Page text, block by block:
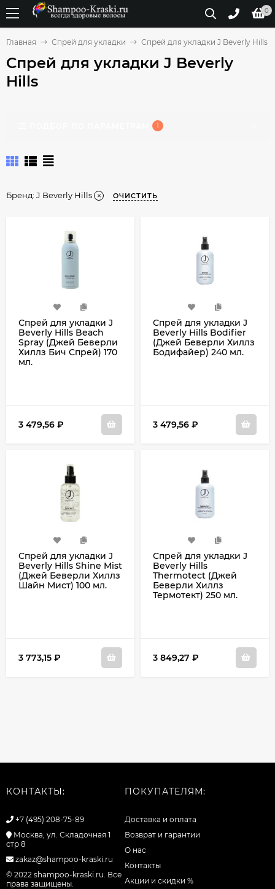
0
Главная Спрей для укладки Спрей для укладки J Beverly Hills
Спрей для укладки J Beverly
Hills
1
Бренд: J Beverly Hills ОЧИСТИТЬ
Спрей для укладки J
Beverly Hills Beach
Spray (Джей Беверли
Хиллз Бич Спрей) 170
мл.
3 479,56 ₽
Спрей для укладки J
Beverly Hills Bodifier
(Джей Беверли Хиллз
Бодифайер) 240 мл.
3 479,56 ₽
Спрей для укладки J
Beverly Hills Shine Mist
(Джей Беверли Хиллз
Шайн Мист) 100 мл.
3 773,15 ₽
Спрей для укладки J
Beverly Hills
Thermotect (Джей
Беверли Хиллз
Термотект) 250 мл.
3 849,27 ₽
КОНТАКТЫ:
+7 (495) 208-75-89
Москва, ул. Складочная 1
стр 8
zakaz@shampoo-kraski.ru
© 2022 shampoo-kraski.ru. Все
права защищены.
ПОКУПАТЕЛЯМ:
Доставка и оплата
Возврат и гарантии
О нас
Контакты
Акции и скидки %